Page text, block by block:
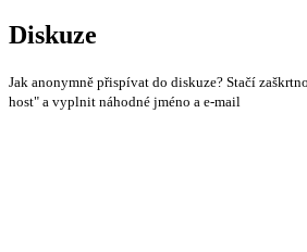
Diskuze
Jak anonymně přispívat do diskuze? Stačí
host" a vyplnit náhodné jméno a e-mail